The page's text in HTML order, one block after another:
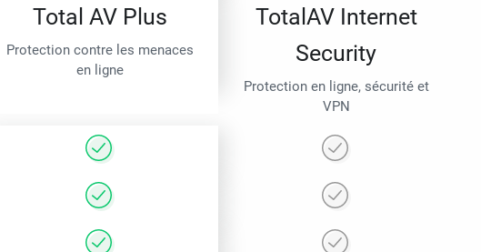
Total AV Plus
Protection contre les menaces
en ligne
TotalAV Internet
Security
Protection en ligne, sécurité et
VPN